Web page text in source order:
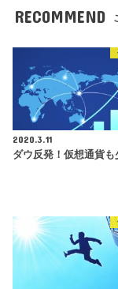
RECOMMEND
2020.3.11
ダウ反発！仮想通貨も